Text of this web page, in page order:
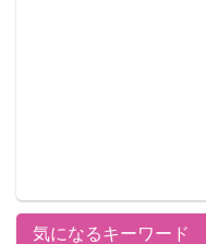
気になるキーワード